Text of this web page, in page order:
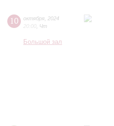
10 октября 2024
20:00 Чт
Большой зал